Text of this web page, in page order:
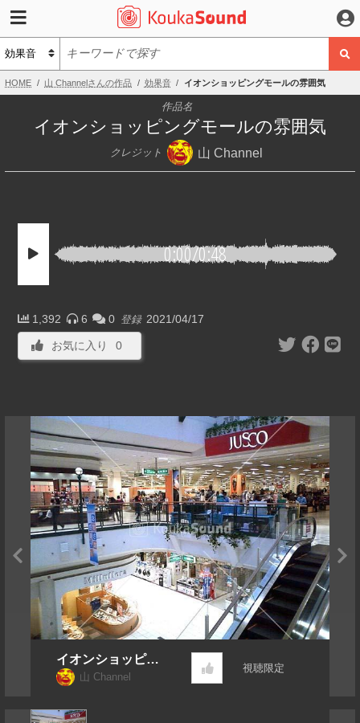
HOME 山 Channelさんの作品 効果音 イオンショッピングモールの雰囲気
作品名
イオンショッピングモールの雰囲気
クレジット 山 Channel
0:00/0:48
1,392 6 0 登録 2021/04/17
お気に入り 0
イオンショッピン
グモールの雰囲気
山 Channel
視聴限定